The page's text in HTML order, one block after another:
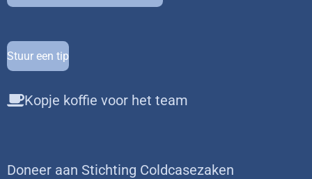
Stuur een tip
Kopje koffie voor het team
Doneer aan Stichting Coldcasezaken